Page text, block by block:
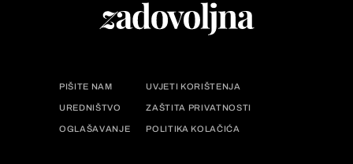
PIŠITE NAM UVJETI KORIŠTENJA
UREDNIŠTVO ZAŠTITA PRIVATNOSTI
OGLAŠAVANJE POLITIKA KOLAČIĆA